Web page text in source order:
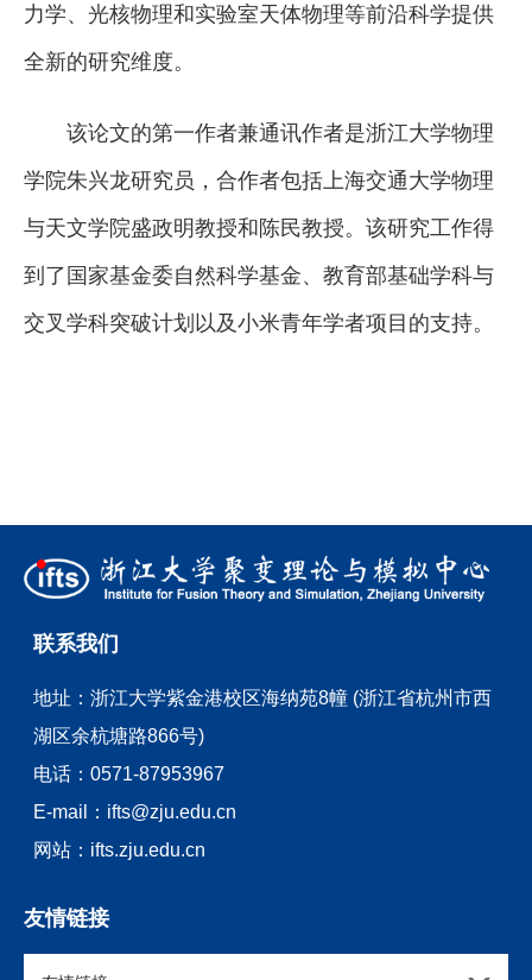
力学、光核物理和实验室天体物理等前沿科学提供
全新的研究维度。
该论文的第一作者兼通讯作者是浙江大学物理
学院朱兴龙研究员，合作者包括上海交通大学物理
与天文学院盛政明教授和陈民教授。该研究工作得
到了国家基金委自然科学基金、教育部基础学科与
交叉学科突破计划以及小米青年学者项目的支持。
联系我们
地址：浙江大学紫金港校区海纳苑8幢 (浙江省杭州市西
湖区余杭塘路866号)
电话：0571-87953967
E-mail： ifts@zju.edu.cn
网站： ifts.zju.edu.cn
友情链接